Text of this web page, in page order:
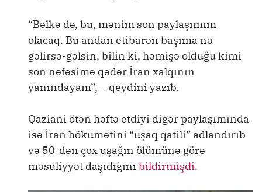
“Bəlkə də, bu, mənim son paylaşımım
olacaq. Bu andan etibarən başıma nə
gəlirsə-gəlsin, bilin ki, həmişə olduğu kimi
son nəfəsimə qədər İran xalqının
yanındayam”, – qeydini yazıb.
Qaziani ötən həftə etdiyi digər paylaşımında
isə İran hökumətini “uşaq qatili” adlandırıb
və 50-dən çox uşağın ölümünə görə
məsuliyyət daşıdığını bildirmişdi.